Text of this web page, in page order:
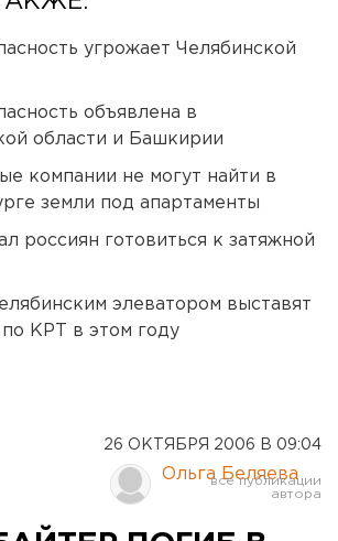
угрожает Челябинской
объявлена в
области и Башкирии
компании не могут найти в
земли под апартаменты
россиян готовиться к затяжной
элеватором выставят
КРТ в этом году
26 ОКТЯБРЯ 2006 В 09:04
Ольга Беляева